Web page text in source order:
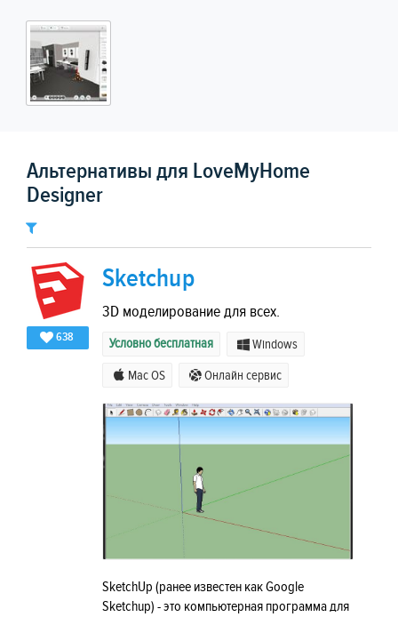
Альтернативы для LoveMyHome
Designer
638
Sketchup
3D моделирование для всех.
Условно бесплатная Windows
Mac OS Онлайн сервис
SketchUp (ранее известен как Google
Sketchup) - это компьютерная программа для